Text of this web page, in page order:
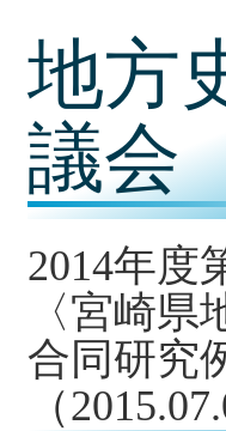
地方
議会
2014年度
〈宮崎県
合同研究
（